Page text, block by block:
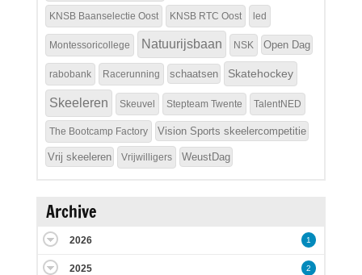
KNSB Baanselectie Oost KNSB RTC Oost led
Montessoricollege Natuurijsbaan NSK Open Dag
rabobank Racerunning schaatsen Skatehockey
Skeeleren Skeuvel Stepteam Twente TalentNED
The Bootcamp Factory Vision Sports skeelercompetitie
Vrij skeeleren Vrijwilligers WeustDag
Archive
2026 1
2025 2